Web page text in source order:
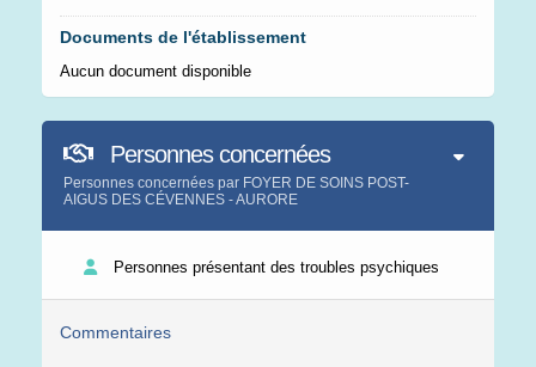
Documents de l'établissement
Aucun document disponible
Personnes concernées
Personnes concernées par FOYER DE SOINS POST-
AIGUS DES CÉVENNES - AURORE
Personnes présentant des troubles psychiques
Commentaires